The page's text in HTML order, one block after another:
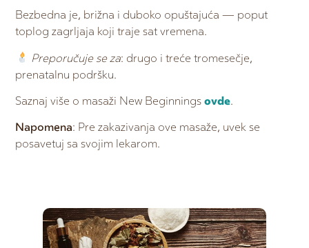
Bezbedna je, brižna i duboko opuštajuća — poput
toplog zagrljaja koji traje sat vremena.
Preporučuje se za: drugo i treće tromesečje,
prenatalnu podršku.
Saznaj više o masaži New Beginningsovde.
Napomena: Pre zakazivanja ove masaže, uvek se
posavetuj sa svojim lekarom.